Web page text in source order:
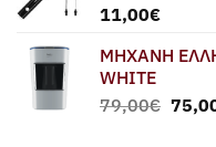
11,00€
ΜΗΧΑΝΗ
WHITE
79,00€